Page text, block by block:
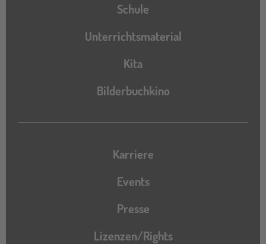
Schule
Unterrichtsmaterial
Kita
Bilderbuchkino
Karriere
Events
Presse
Lizenzen/Rights